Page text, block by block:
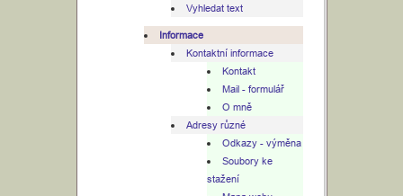
Vyhledat text
Informace
Kontaktní informace
Kontakt
Mail - formulář
O mně
Adresy různé
Odkazy - výměna
Soubory ke
stažení